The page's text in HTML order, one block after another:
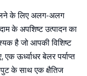
के लिए अलग-अलग
के अपशिष्ट उत्पादन का
है जो आपकी विशिष्ट
ऊर्ध्वाधर बेलर पर्याप्त
के साथ एक क्षैतिज